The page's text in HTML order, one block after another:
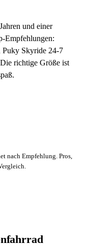
und einer
Empfehlungen:
Skyride 24-7
richtige Größe ist
nach Empfehlung. Pros,